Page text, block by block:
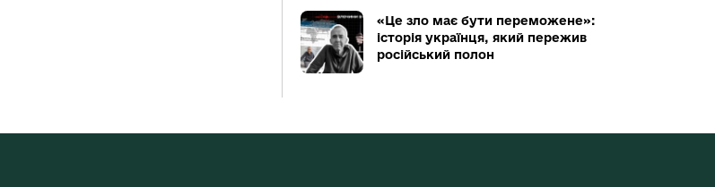
«Це зло має бути переможене»:
історія українця, який пережив
російський полон